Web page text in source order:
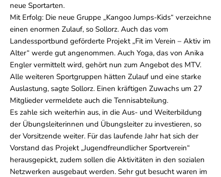
neue Sportarten.
Mit Erfolg: Die neue Gruppe „Kangoo Jumps-Kids“ verzeichne
einen enormen Zulauf, so Sollorz. Auch das vom
Landessportbund geförderte Projekt „Fit im Verein – Aktiv im
Alter“ werde gut angenommen. Auch Yoga, das von Anika
Engler vermittelt wird, gehört nun zum Angebot des MTV.
Alle weiteren Sportgruppen hätten Zulauf und eine starke
Auslastung, sagte Sollorz. Einen kräftigen Zuwachs um 27
Mitglieder vermeldete auch die Tennisabteilung.
Es zahle sich weiterhin aus, in die Aus- und Weiterbildung
der Übungsleiterinnen und Übungsleiter zu investieren, so
der Vorsitzende weiter. Für das laufende Jahr hat sich der
Vorstand das Projekt „Jugendfreundlicher Sportverein“
herausgepickt, zudem sollen die Aktivitäten in den sozialen
Netzwerken ausgebaut werden. Sehr gut besucht waren im